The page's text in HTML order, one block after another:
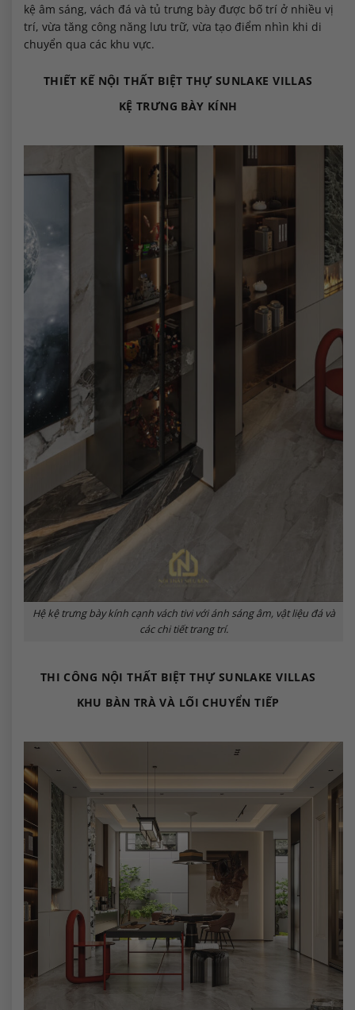
kệ âm sáng, vách đá và tủ trưng bày được bố trí ở nhiều vị
trí, vừa tăng công năng lưu trữ, vừa tạo điểm nhìn khi di
chuyển qua các khu vực.
THIẾT KẾ NỘI THẤT BIỆT THỰ SUNLAKE VILLAS
KỆ TRƯNG BÀY KÍNH
Hệ kệ trưng bày kính cạnh vách tivi với ánh sáng âm, vật liệu đá và
các chi tiết trang trí.
THI CÔNG NỘI THẤT BIỆT THỰ SUNLAKE VILLAS
KHU BÀN TRÀ VÀ LỐI CHUYỂN TIẾP